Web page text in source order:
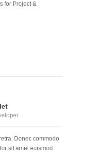
for Project &
Donec commodo
sit amet euismod.